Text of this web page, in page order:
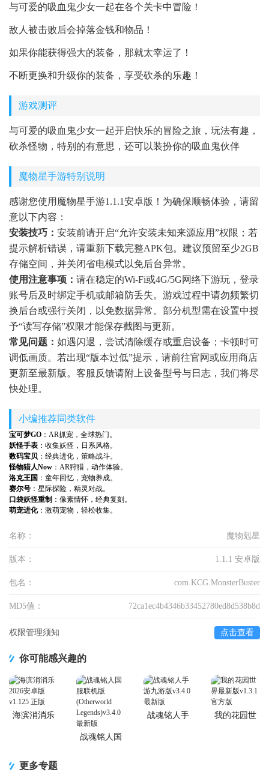
与可爱的吸血鬼少女一起在各个关卡中冒险！
敌人被击败后会掉落金钱和物品！
如果你能获得强大的装备，那就太幸运了！
不断更换和升级你的装备，享受砍杀的乐趣！
游戏测评
与可爱的吸血鬼少女一起开启快乐的冒险之旅，玩法有趣，
砍杀怪物，特别的有意思，还可以装扮你的吸血鬼伙伴
魔物星手游特别说明
感谢您使用魔物星手游1.1.1安卓版！为确保顺畅体验，请留
意以下内容：
安装技巧： 安装前请开启“允许安装未知来源应用”权限；若
提示解析错误，请重新下载完整APK包。建议预留至少2GB
存储空间，并关闭省电模式以免后台异常。
使用注意事项： 请在稳定的Wi-Fi或4G/5G网络下游玩，登录
账号后及时绑定手机或邮箱防丢失。游戏过程中请勿频繁切
换后台或强行关闭，以免数据异常。部分机型需在设置中授
予“读写存储”权限才能保存截图与更新。
常见问题： 如遇闪退，尝试清除缓存或重启设备；卡顿时可
调低画质。若出现“版本过低”提示，请前往官网或应用商店
更新至最新版。客服反馈请附上设备型号与日志，我们将尽
快处理。
小编推荐同类软件
宝可梦GO ：AR抓宠，全球热门。
妖怪手表 ：收集妖怪，日系风格。
数码宝贝 ：经典进化，策略战斗。
怪物猎人Now ：AR狩猎，动作体验。
洛克王国 ：童年回忆，宠物养成。
赛尔号 ：星际探险，精灵对战。
口袋妖怪重制 ：像素情怀，经典复刻。
萌宠进化：激萌宠物，轻松收集。
名称： 魔物剋星
版本： 1.1.1 安卓版
包名： com.KCG.MonsterBuster
MD5值： 72ca1ec4b4346b33452780ed8d538b8d
权限管理须知 点击查看
你可能感兴趣的
海滨消消乐
战魂铭人国
战魂铭人手
我的花园世
更多专题